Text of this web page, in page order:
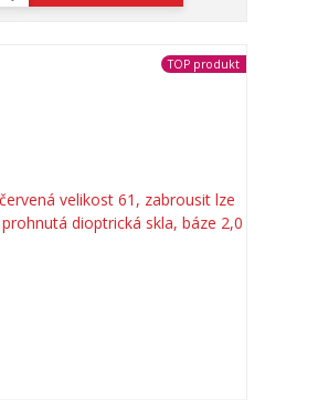
TOP produkt